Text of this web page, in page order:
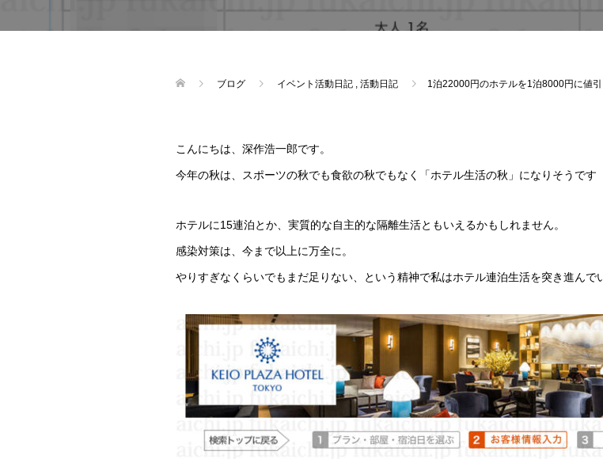
ブログ イベント活動日記 活動日記 1泊22000円のホテルを1泊8000円に値
こんにちは、深作浩一郎です。
今年の秋は、スポーツの秋でも食欲の秋でもなく「ホテル生活の秋」になりそうです
ホテルに15連泊とか、実質的な自主的な隔離生活ともいえるかもしれません。
感染対策は、今まで以上に万全に。
やりすぎなくらいでもまだ足りない、という精神で私はホテル連泊生活を突き進んで